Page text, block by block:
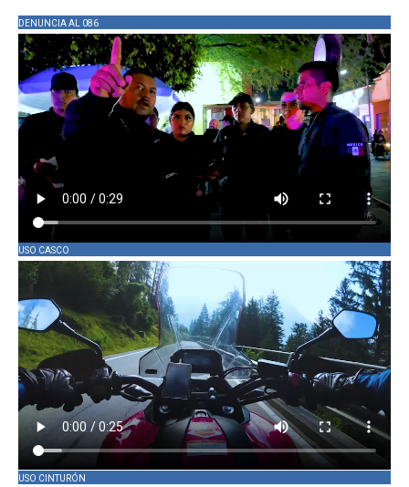
DENUNCIA AL 086
USO CASCO
USO CINTURÓN